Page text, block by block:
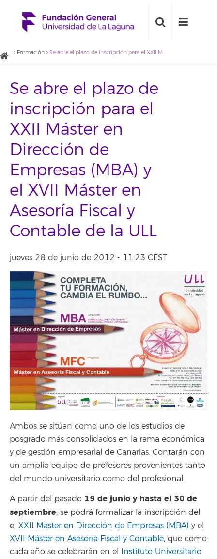
Formación Se abre el plazo de inscripción para el XXII Máster en Dirección de Empresas (MBA) y el XVII Máster en Asesoría Fiscal y Contable de la ULL
Se abre el plazo de
inscripción para el
XXII Máster en
Dirección de
Empresas (MBA) y
el XVII Máster en
Asesoría Fiscal y
Contable de la ULL
jueves 28 de junio de 2012 - 11:23 CEST
Ambos se sitúan como uno de los estudios de
posgrado más consolidados en la rama económica
y de gestión empresarial de Canarias. Contarán con
un amplio equipo de profesores provenientes tanto
del mundo universitario como del profesional.
A partir del pasado 19 de junio y hasta el 30 de
septiembre, se podrá formalizar la inscripción del
el XXII Máster en Dirección de Empresas (MBA) y el
XVII Máster en Asesoría Fiscal y Contable, que como
cada año se celebrarán en el Instituto Universitario